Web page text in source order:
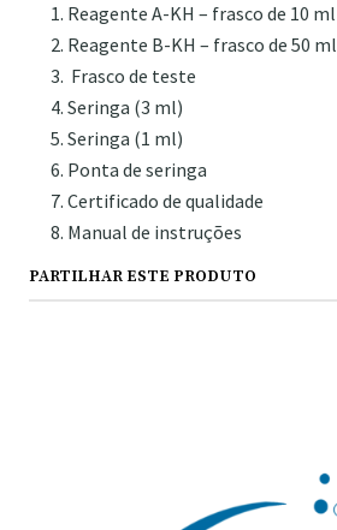
Reagente A-KH – frasco de 10 ml
Reagente B-KH – frasco de 50 ml
Frasco de teste
Seringa (3 ml)
Seringa (1 ml)
Ponta de seringa
Certificado de qualidade
Manual de instruções
PARTILHAR ESTE PRODUTO